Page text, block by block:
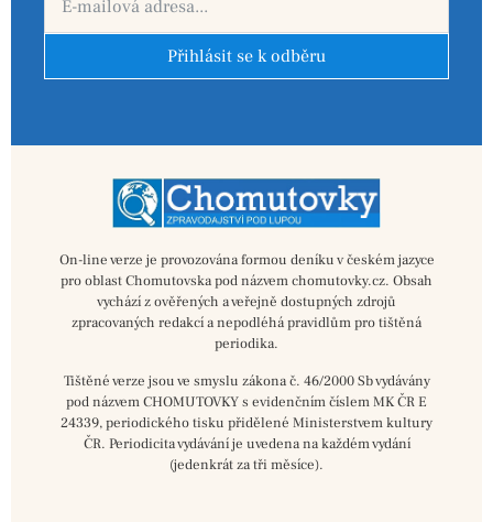
Přihlásit se k odběru
On-line verze je provozována formou deníku v českém jazyce
pro oblast Chomutovska pod názvem chomutovky.cz. Obsah
vychází z ověřených a veřejně dostupných zdrojů
zpracovaných redakcí a nepodléhá pravidlům pro tištěná
periodika.
Tištěné verze jsou ve smyslu zákona č. 46/2000 Sb vydávány
pod názvem CHOMUTOVKY s evidenčním číslem MK ČR E
24339, periodického tisku přidělené Ministerstvem kultury
ČR. Periodicita vydávání je uvedena na každém vydání
(jedenkrát za tři měsíce).